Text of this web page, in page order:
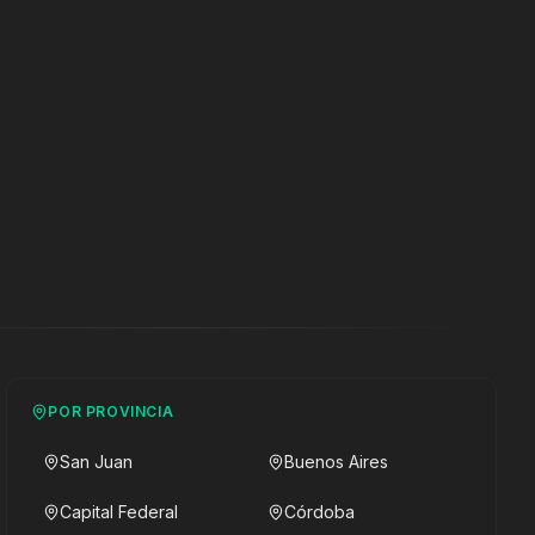
POR PROVINCIA
San Juan Buenos Aires
Capital Federal Córdoba